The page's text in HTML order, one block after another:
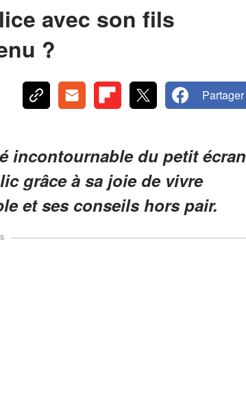
avec son fils
?
Partager
incontournable du petit écran
grâce à sa joie de vivre
et ses conseils hors pair.